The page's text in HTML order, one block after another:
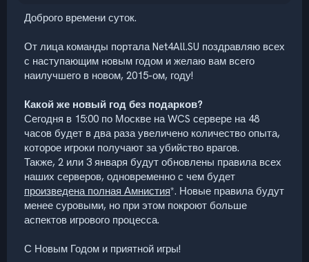
ы
л
Доброго времени суток.
От лица команды портала Net4All.SU поздравляю всех
с наступающим новым годом и желаю вам всего
наилучшего в новом, 2015-ом, году!
Какой же новый год без подарков?
Сегодня в 15:00 по Москве на WCS сервере на 48
часов будет в два раза увеличено количество опыта,
которое игроки получают за убийство врагов.
Также, 2 или 3 января будут обновлены правила всех
наших серверов, одновременно с чем будет
произведена полная Амнистия*. Новые правила будут
менее суровыми, но при этом покроют больше
аспектов игрового процесса.
С Новым Годом и приятной игры!